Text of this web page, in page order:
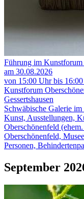
Führung im Kunstforum
am 30.08.2026
von 15:00 Uhr bis
Kunstforum
Gessertshausen
Schwäbische Galerie
Kunst, Ausstellungen,
Oberschönenfeld
Oberschönenfeld,
Personen,
September